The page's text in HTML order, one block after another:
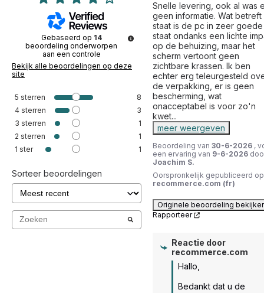
Gebaseerd op 14
beoordeling onderworpen
aan een controle
Bekijk alle beoordelingen op deze
site
5 sterren
8
4 sterren
3
3 sterren
1
2 sterren
1
1 ster 1
Sorteer beoordelingen
Snelle levering, ook al was
geen informatie. Wat betreft
staat is de pc in zeer goede
staat ondanks een lichte
op de behuizing, maar het
scherm vertoont geen
zichtbare krassen. Ik ben
echter erg teleurgesteld
de verpakking, er is geen
bescherming, wat
onacceptabel is voor zo'n
kwet...
meer weergeven
Beoordeling van 30-6-2026 ,
een ervaring van 9-6-2026
Joachim S.
Oorspronkelijk gepubliceerd op
recommerce.com (fr)
Originele beoordeling
Rapporteer
Reactie door
recommerce.com
Hallo,
Bedankt dat u de